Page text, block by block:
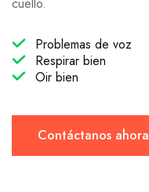
cuello.
Problemas de voz
Respirar bien
Oir bien
Contáctanos ahora